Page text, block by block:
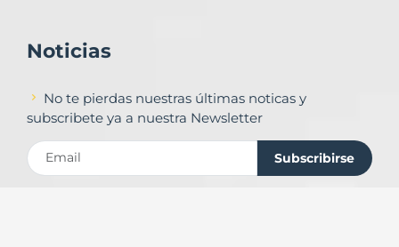
Noticias
No te pierdas nuestras últimas noticas y
subscribete ya a nuestra Newsletter
Subscribirse